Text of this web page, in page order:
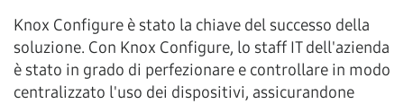
Knox Configure è stato la chiave del successo della
soluzione. Con Knox Configure, lo staff IT dell'azienda
è stato in grado di perfezionare e controllare in modo
centralizzato l'uso dei dispositivi, assicurandone